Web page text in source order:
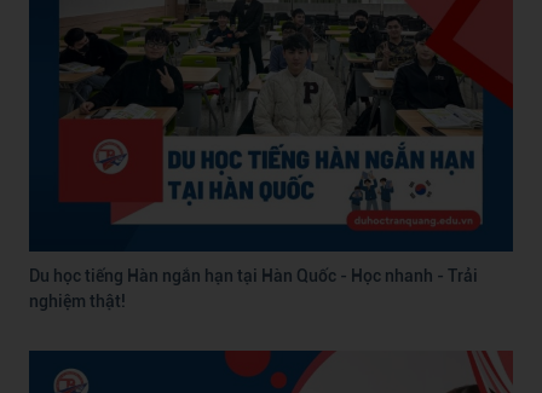
Du học tiếng Hàn ngắn hạn tại Hàn Quốc - Học nhanh - Trải
nghiệm thật!